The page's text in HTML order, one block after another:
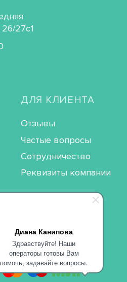
Диана Канипова
Здравствуйте! Наши
операторы готовы Вам
помочь, задавайте вопросы.